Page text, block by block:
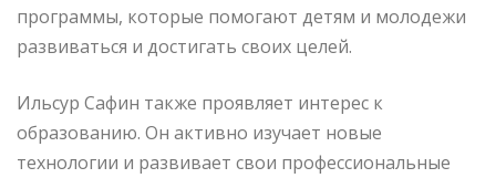
программы, которые помогают детям и молодежи
развиваться и достигать своих целей.
Ильсур Сафин также проявляет интерес к
образованию. Он активно изучает новые
технологии и развивает свои профессиональные